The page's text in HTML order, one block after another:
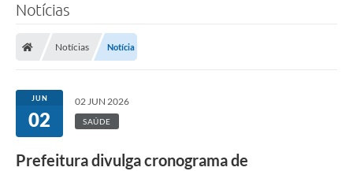
Notícias
Notícias Notícia
JUN
02
02 JUN 2026
SAÚDE
Prefeitura divulga cronograma de